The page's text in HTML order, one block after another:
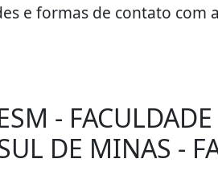
e formas de contato com
-
DE MINAS -